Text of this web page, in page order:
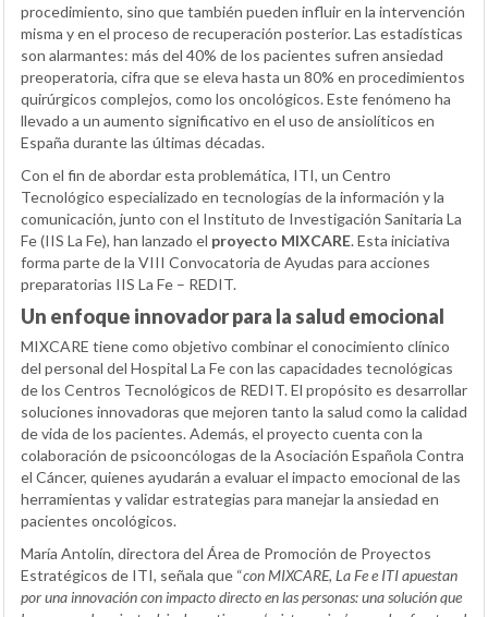
procedimiento, sino que también pueden influir en la intervención
misma y en el proceso de recuperación posterior. Las estadísticas
son alarmantes: más del 40% de los pacientes sufren ansiedad
preoperatoria, cifra que se eleva hasta un 80% en procedimientos
quirúrgicos complejos, como los oncológicos. Este fenómeno ha
llevado a un aumento significativo en el uso de ansiolíticos en
España durante las últimas décadas.
Con el fin de abordar esta problemática, ITI, un Centro
Tecnológico especializado en tecnologías de la información y la
comunicación, junto con el Instituto de Investigación Sanitaria La
Fe (IIS La Fe), han lanzado el proyecto MIXCARE. Esta iniciativa
forma parte de la VIII Convocatoria de Ayudas para acciones
preparatorias IIS La Fe – REDIT.
Un enfoque innovador para la salud emocional
MIXCARE tiene como objetivo combinar el conocimiento clínico
del personal del Hospital La Fe con las capacidades tecnológicas
de los Centros Tecnológicos de REDIT. El propósito es desarrollar
soluciones innovadoras que mejoren tanto la salud como la calidad
de vida de los pacientes. Además, el proyecto cuenta con la
colaboración de psicooncólogas de la Asociación Española Contra
el Cáncer, quienes ayudarán a evaluar el impacto emocional de las
herramientas y validar estrategias para manejar la ansiedad en
pacientes oncológicos.
María Antolín, directora del Área de Promoción de Proyectos
Estratégicos de ITI, señala que “con MIXCARE, La Fe e ITI apuestan
por una innovación con impacto directo en las personas: una solución que